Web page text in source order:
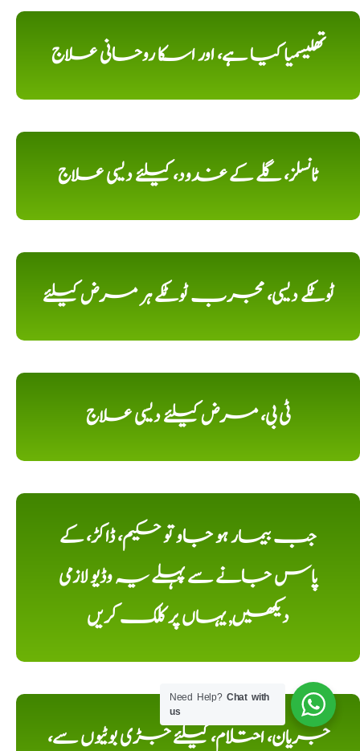
تھلیسمیا کیا ہے، اور اسکا روحانی علاج
ٹانسلز، گلے کے غدود، کیلئے دیسی علاج
ٹوٹکے دیسی، مجرب ٹوٹکے ہر مرض کیلئے
ٹی بی، مرض کیلئے دیسی علاج
جب بیمار ہو جاو تو حکیم، ڈاکڑ، کے
پاس جانے سے پہلے یہ وڈیو لازمی
دیکھیں, یہاں پر کلک کریں
جریان، احتلام، کیلئے جڑی بوٹیوں سے،
Need Help?Chat with
us